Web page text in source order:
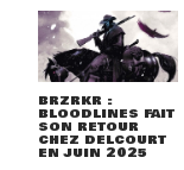
BRZRKR :
BLOODLINES FAIT
SON RETOUR
CHEZ DELCOURT
EN JUIN 2025